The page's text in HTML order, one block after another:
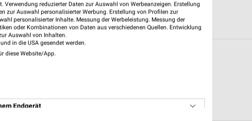
reduzierter Daten zur Auswahl von Werbeanzeigen. Erstellung
zur Auswahl personalisierter Werbung. Erstellung von Profilen zur
personalisierter Inhalte. Messung der Werbeleistung. Messung der
oder Kombinationen von Daten aus verschiedenen Quellen. Entwicklung
Auswahl von Inhalten.
in die USA gesendet werden.
diese Website/App.
Endgerät